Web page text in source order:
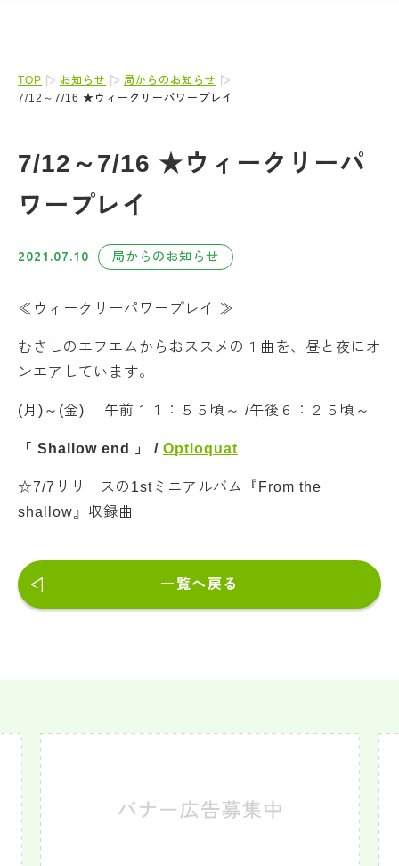
TOP お知らせ
局からのお知らせ
7/12～7/16 ★ウィークリーパワープレイ
7/12～7/16 ★ウィークリーパ
ワープレイ
2021.07.10 局からのお知らせ
≪ウィークリーパワープレイ ≫
むさしのエフエムからおススメの１曲を、昼と夜にオ
ンエアしています。
(月)～(金) 午前１１：５５頃～ /午後６：２５頃～
「 Shallow end 」 / Optloquat
☆7/7リリースの1stミニアルバム『From the
shallow』収録曲
一覧へ戻る